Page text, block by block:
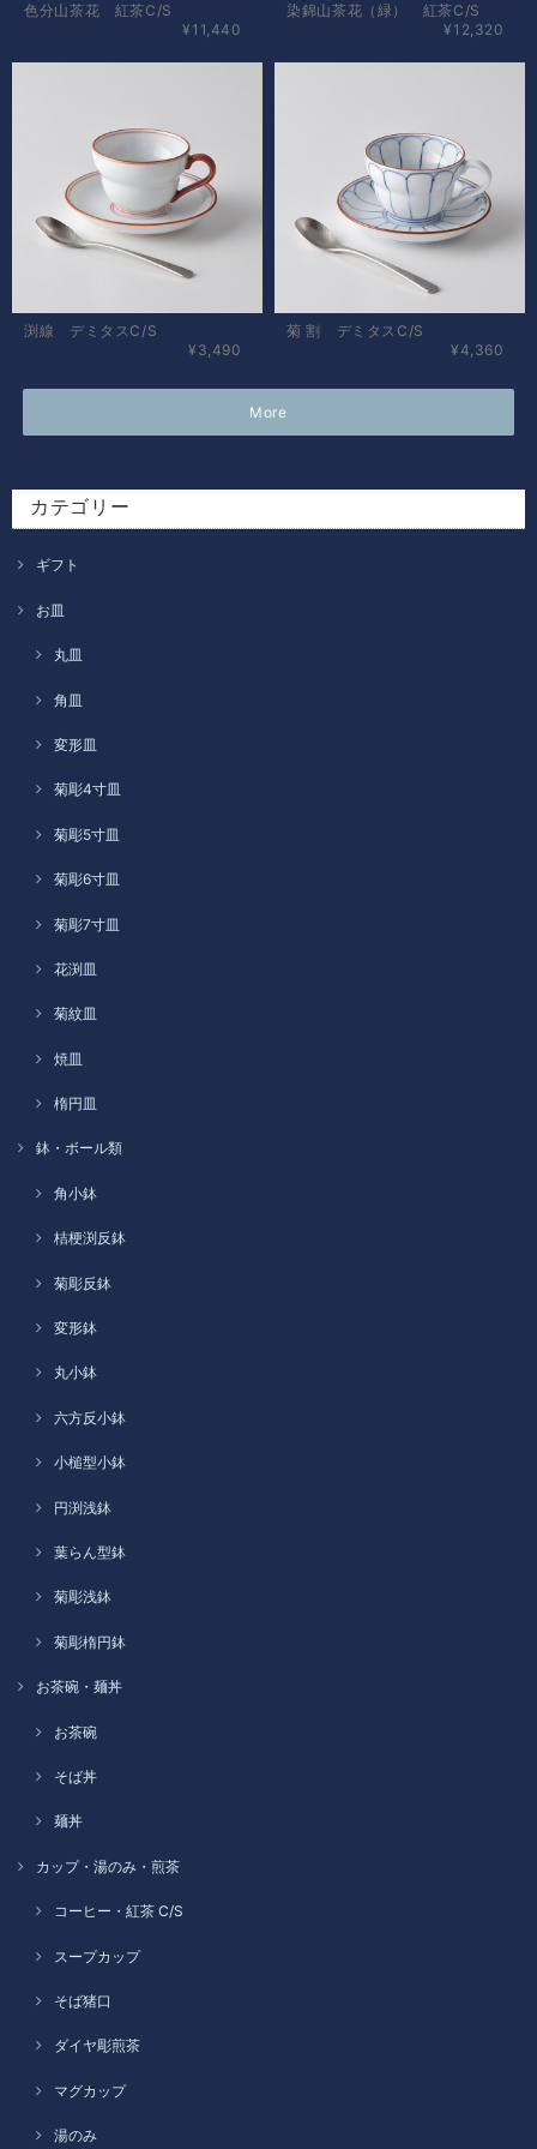
色分山茶花 紅茶C/S
¥11,440
染錦山茶花（緑） 紅茶C/S
¥12,320
渕線 デミタスC/S
¥3,490
菊 割 デミタスC/S
¥4,360
More
カテゴリー
ギフト
お皿
丸皿
角皿
変形皿
菊彫4寸皿
菊彫5寸皿
菊彫6寸皿
菊彫7寸皿
花渕皿
菊紋皿
焼皿
楕円皿
鉢・ボール類
角小鉢
桔梗渕反鉢
菊彫反鉢
変形鉢
丸小鉢
六方反小鉢
小槌型小鉢
円渕浅鉢
葉らん型鉢
菊彫浅鉢
菊彫楕円鉢
お茶碗・麺丼
お茶碗
そば丼
麺丼
カップ・湯のみ・煎茶
コーヒー・紅茶 C/S
スープカップ
そば猪口
ダイヤ彫煎茶
マグカップ
湯のみ